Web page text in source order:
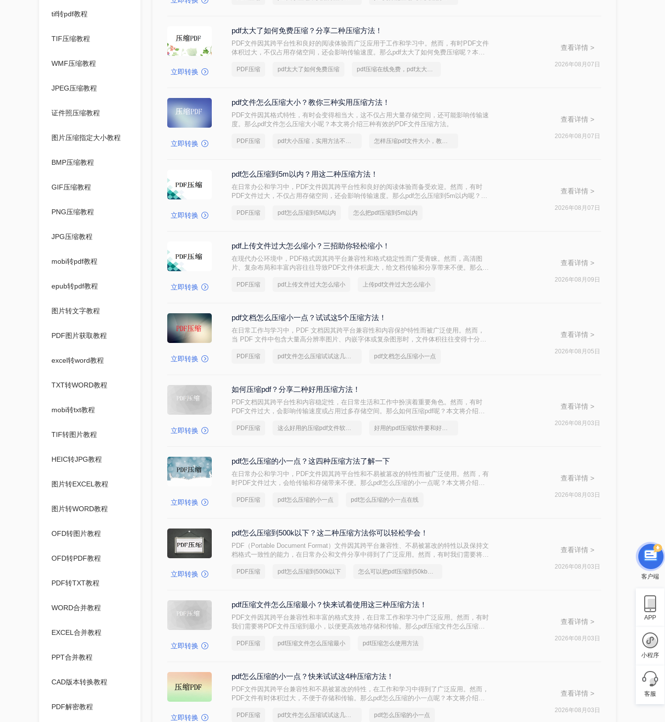
tif转pdf教程
TIF压缩教程
WMF压缩教程
JPEG压缩教程
证件照压缩教程
图片压缩指定大小教程
BMP压缩教程
GIF压缩教程
PNG压缩教程
JPG压缩教程
mobi转pdf教程
epub转pdf教程
图片转文字教程
PDF图片获取教程
excel转word教程
TXT转WORD教程
mobi转txt教程
TIF转图片教程
HEIC转JPG教程
图片转EXCEL教程
图片转WORD教程
OFD转图片教程
OFD转PDF教程
PDF转TXT教程
WORD合并教程
EXCEL合并教程
PPT合并教程
CAD版本转换教程
PDF解密教程
立即转换
pdf太大了如何免费压缩？分享二种压缩方法！
PDF文件因其跨平台性和良好的阅读体验而广泛应用于工作和学习中。然而，有时PDF文件
体积过大，不仅占用存储空间，还会影响传输速度。那么pdf太大了如何免费压缩呢？本文
PDF压缩 pdf太大了如何免费压缩 pdf压缩在线免费，pdf太大了怎么压缩
查看详情 >
2026年08月07日
立即转换
pdf文件怎么压缩大小？教你三种实用压缩方法！
PDF文件因其格式特性，有时会变得相当大，这不仅占用大量存储空间，还可能影响传输速
度。那么pdf文件怎么压缩大小呢？本文将介绍三种有效的PDF文件压缩方法。
PDF压缩 pdf大小压缩，实用方法不要错过 怎样压缩pdf文件大小，教你几个方法
查看详情 >
2026年08月07日
立即转换
pdf怎么压缩到5m以内？用这二种压缩方法！
在日常办公和学习中，PDF文件因其跨平台性和良好的阅读体验而备受欢迎。然而，有时
PDF文件过大，不仅占用存储空间，还会影响传输速度。那么pdf怎么压缩到5m以内呢？本
PDF压缩 pdf怎么压缩到5M以内 怎么把pdf压缩到5m以内
查看详情 >
2026年08月07日
立即转换
pdf上传文件过大怎么缩小？三招助你轻松缩小！
在现代办公环境中，PDF格式因其跨平台兼容性和格式稳定性而广受青睐。然而，高清图
片、复杂布局和丰富内容往往导致PDF文件体积庞大，给文档传输和分享带来不便。那么
PDF文件，提升文档传输效率。
PDF压缩 pdf上传文件过大怎么缩小 上传pdf文件过大怎么缩小
查看详情 >
2026年08月09日
立即转换
pdf文档怎么压缩小一点？试试这5个压缩方法！
在日常工作与学习中，PDF 文档因其跨平台兼容性和内容保护特性而被广泛使用。然而，
当 PDF 文件中包含大量高分辨率图片、内嵌字体或复杂图形时，文件体积往往变得十分庞
PDF 文档怎么压缩小一点呢？本文从压缩效果、操作难度、处理速度、隐私安全四个维
PDF压缩 pdf文件怎么压缩试试这几个方法 pdf文档怎么压缩小一点
查看详情 >
2026年08月05日
立即转换
如何压缩pdf？分享二种好用压缩方法！
PDF文档因其跨平台性和内容稳定性，在日常生活和工作中扮演着重要角色。然而，有时
PDF文件过大，会影响传输速度或占用过多存储空间。那么如何压缩pdf呢？本文将介绍两
PDF压缩 这么好用的压缩pdf文件软件，我一定要分享 好用的pdf压缩软件要和好朋友分享
查看详情 >
2026年08月03日
立即转换
pdf怎么压缩的小一点？这四种压缩方法了解一下
在日常办公和学习中，PDF文件因其跨平台性和不易被篡改的特性而被广泛使用。然而，有
时PDF文件过大，会给传输和存储带来不便。那么pdf怎么压缩的小一点呢？本文将介绍四
PDF压缩 pdf怎么压缩的小一点 pdf怎么压缩的小一点在线
查看详情 >
2026年08月03日
立即转换
pdf怎么压缩到500k以下？这二种压缩方法你可以轻松学会！
PDF（Portable Document Format）文件因其跨平台兼容性、不易被篡改的特性以及保持文
档格式一致性的能力，在日常办公和文件分享中得到了广泛应用。然而，有时我们需要将
本文将介绍两种将PDF文件压缩到500K以下的方法。
PDF压缩 pdf怎么压缩到500k以下 怎么可以把pdf压缩到50kb以下
查看详情 >
2026年08月03日
立即转换
pdf压缩文件怎么压缩最小？快来试着使用这三种压缩方法！
PDF文件因其跨平台兼容性和丰富的格式支持，在日常工作和学习中广泛应用。然而，有时
我们需要将PDF文件压缩到最小，以便更高效地存储和传输。那么pdf压缩文件怎么压缩最
PDF压缩 pdf压缩文件怎么压缩最小 pdf压缩怎么使用方法
查看详情 >
2026年08月03日
立即转换
pdf怎么压缩的小一点？快来试试这4种压缩方法！
PDF文件因其跨平台兼容性和不易被篡改的特性，在工作和学习中得到了广泛应用。然而，
PDF文件有时体积过大，不便于存储和传输。那么pdf怎么压缩的小一点呢？本文将介绍四
PDF压缩 pdf文件怎么压缩试试这几个方法 pdf怎么压缩的小一点
查看详情 >
2026年08月03日
客户端
APP
小程序
客服